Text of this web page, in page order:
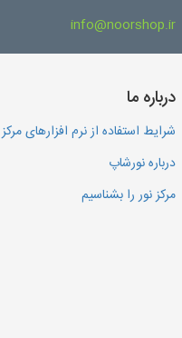
info@noorshop.ir
درباره ما
شرایط استفاده از نرم افزارهای مرکز
درباره نورشاپ
مرکز نور را بشناسیم